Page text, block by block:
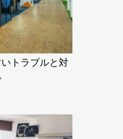
トラブルと対